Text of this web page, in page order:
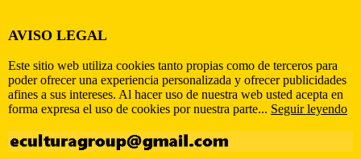
AVISO LEGAL
Este sitio web utiliza cookies tanto propias como de terceros para
poder ofrecer una experiencia personalizada y ofrecer publicidades
afines a sus intereses. Al hacer uso de nuestra web usted acepta en
forma expresa el uso de cookies por nuestra parte... Seguir leyendo